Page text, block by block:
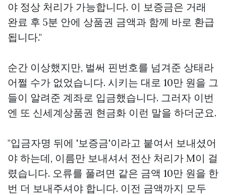
야 정상 처리가 가능합니다. 이 보증금은 거래
완료 후 5분 안에 상품권 금액과 함께 바로 환급
됩니다."
순간 이상했지만, 벌써 핀번호를 넘겨준 상태라
어쩔 수가 없었습니다. 시키는 대로 10만 원을 그
들이 알려준 계좌로 입금했습니다. 그러자 이번
엔 또 신세계상품권 현금화 이런 말을 하더군요.
"입금자명 뒤에 '보증금'이라고 붙여서 보내셨어
야 하는데, 이름만 보내셔서 전산 처리가 M이 걸
렸습니다. 오류를 풀려면 같은 금액 10만 원을 한
번 더 보내주셔야 합니다. 이전 금액까지 모두